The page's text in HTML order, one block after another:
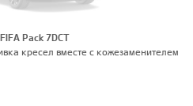
Pack 7DCT
кресел вместе с кожезаменителем